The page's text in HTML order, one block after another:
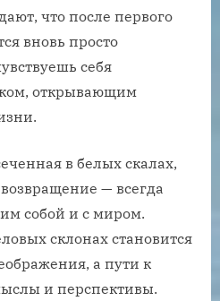
что после первого
вновь просто
себя
открывающим
в белых скалах,
— всегда
собой и с миром.
склонах становится
а пути к
и перспективы.